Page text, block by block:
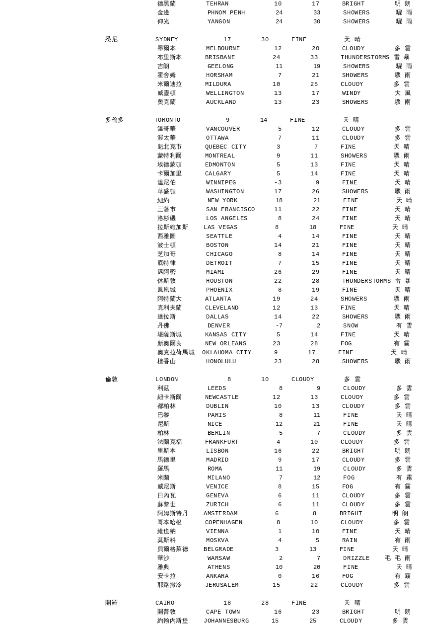
德黑蘭        TEHRAN            10        17      BRIGHT        明 朗
金邊          PHNOM PENH        24        33      SHOWERS       驟 雨
仰光          YANGON            24        30      SHOWERS       驟 雨
悉尼          SYDNEY            17        30      FINE          天 晴
墨爾本        MELBOURNE         12        20      CLOUDY        多 雲
布里斯本      BRISBANE          24        33      THUNDERSTORMS 雷 暴
吉朗          GEELONG           11        19      SHOWERS       驟 雨
霍舍姆        HORSHAM            7        21      SHOWERS       驟 雨
米爾迪拉      MILDURA           10        25      CLOUDY        多 雲
威靈頓        WELLINGTON        13        17      WINDY         大 風
奧克蘭        AUCKLAND          13        23      SHOWERS       驟 雨
多倫多        TORONTO            9        14      FINE          天 晴
溫哥華        VANCOUVER          5        12      CLOUDY        多 雲
渥太華        OTTAWA             7        11      CLOUDY        多 雲
魁北克市      QUEBEC CITY        3         7      FINE          天 晴
蒙特利爾      MONTREAL           9        11      SHOWERS       驟 雨
埃德蒙頓      EDMONTON           5        13      FINE          天 晴
卡爾加里      CALGARY            5        14      FINE          天 晴
溫尼伯        WINNIPEG          -3         9      FINE          天 晴
華盛頓        WASHINGTON        17        26      SHOWERS       驟 雨
紐約          NEW YORK          18        21      FINE          天 晴
三藩市        SAN FRANCISCO     11        22      FINE          天 晴
洛杉磯        LOS ANGELES        8        24      FINE          天 晴
拉斯維加斯    LAS VEGAS          8        18      FINE          天 晴
西雅圖        SEATTLE            4        14      FINE          天 晴
波士頓        BOSTON            14        21      FINE          天 晴
芝加哥        CHICAGO            8        14      FINE          天 晴
底特律        DETROIT            7        15      FINE          天 晴
邁阿密        MIAMI             26        29      FINE          天 晴
休斯敦        HOUSTON           22        28      THUNDERSTORMS 雷 暴
鳳凰城        PHOENIX            8        19      FINE          天 晴
阿特蘭大      ATLANTA           19        24      SHOWERS       驟 雨
克利夫蘭      CLEVELAND         12        13      FINE          天 晴
達拉斯        DALLAS            14        22      SHOWERS       驟 雨
丹佛          DENVER            -7         2      SNOW          有 雪
堪薩斯城      KANSAS CITY        5        14      FINE          天 晴
新奧爾良      NEW ORLEANS       23        28      FOG           有 霧
奧克拉荷馬城  OKLAHOMA CITY      9        17      FINE          天 晴
檀香山        HONOLULU          23        28      SHOWERS       驟 雨
倫敦          LONDON             8        10      CLOUDY        多 雲
利茲          LEEDS              8         9      CLOUDY        多 雲
紐卡斯爾      NEWCASTLE         12        13      CLOUDY        多 雲
都柏林        DUBLIN            10        13      CLOUDY        多 雲
巴黎          PARIS              8        11      FINE          天 晴
尼斯          NICE              12        21      FINE          天 晴
柏林          BERLIN             5         7      CLOUDY        多 雲
法蘭克福      FRANKFURT          4        10      CLOUDY        多 雲
里斯本        LISBON            16        22      BRIGHT        明 朗
馬德里        MADRID             9        17      CLOUDY        多 雲
羅馬          ROMA              11        19      CLOUDY        多 雲
米蘭          MILANO             7        12      FOG           有 霧
威尼斯        VENICE             8        15      FOG           有 霧
日內瓦        GENEVA             6        11      CLOUDY        多 雲
蘇黎世        ZURICH             6        11      CLOUDY        多 雲
阿姆斯特丹    AMSTERDAM          6         8      BRIGHT        明 朗
哥本哈根      COPENHAGEN         8        10      CLOUDY        多 雲
維也納        VIENNA             1        10      FINE          天 晴
莫斯科        MOSKVA             4         5      RAIN          有 雨
貝爾格萊德    BELGRADE           3        13      FINE          天 晴
華沙          WARSAW             2         7      DRIZZLE    毛 毛 雨
雅典          ATHENS            10        20      FINE          天 晴
安卡拉        ANKARA             0        16      FOG           有 霧
耶路撒冷      JERUSALEM         15        22      CLOUDY        多 雲
開羅          CAIRO             18        28      FINE          天 晴
開普敦        CAPE TOWN         16        23      BRIGHT        明 朗
約翰內斯堡    JOHANNESBURG      15        25      CLOUDY        多 雲